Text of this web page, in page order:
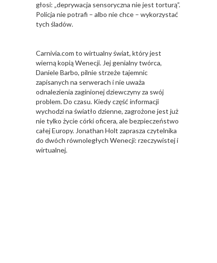
głosi: „deprywacja sensoryczna nie jest torturą”.
Policja nie potrafi – albo nie chce – wykorzystać
tych śladów.
Carnivia.com to wirtualny świat, który jest
wierną kopią Wenecji. Jej genialny twórca,
Daniele Barbo, pilnie strzeże tajemnic
zapisanych na serwerach i nie uważa
odnalezienia zaginionej dziewczyny za swój
problem. Do czasu. Kiedy część informacji
wychodzi na światło dzienne, zagrożone jest już
nie tylko życie córki oficera, ale bezpieczeństwo
całej Europy. Jonathan Holt zaprasza czytelnika
do dwóch równoległych Wenecji: rzeczywistej i
wirtualnej.